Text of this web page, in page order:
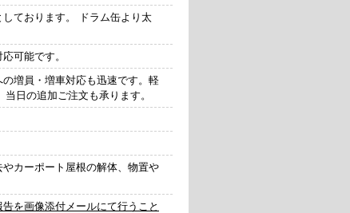
ております。 ドラム缶より太
可能です。
増員・増車対応も迅速です。軽
日の追加ご注文も承ります。
カーポート屋根の解体、物置や
を画像添付メールにて行うこと